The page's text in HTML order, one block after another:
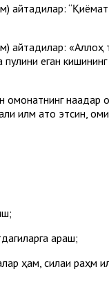
айтадилар:
айтадилар: «Аллоҳ
еган
илм ато этсин,
қараш;
ҳам, силаи раҳм